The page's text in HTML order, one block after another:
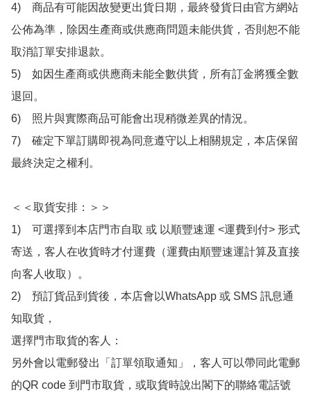
4)　商品有可能因故變更出貨日期，最終發貨日由官方網站
公佈為準，除因生產商或供應商問題未能供貨，否則恕不能
取消訂單安排退款。
5)　如因生產商或供應商未能全數供貨，所有訂金將獲全數
退回。
6)　照片與實際商品可能會出現稍微差異的情況。
7)　確定下單訂購即視為同意遵守以上相關規定，本店保留
最終決定之權利。
＜＜取貨安排：＞＞
1)　可選擇到本店門市自取 或 以順豐速運 <運費到付> 形式
寄送，客人在收貨時才付運費（運費由順豐速運計算及直接
向客人收取）。
2)　預訂貨品到貨後，本店會以WhatsApp 或 SMS 訊息通
知取貨，
選擇門市取貨的客人：
另外會以電郵發出「訂單領取通知」，客人可以帶同此電郵
的QR code 到門市取貨，或取貨時說出閣下的聯絡電話號